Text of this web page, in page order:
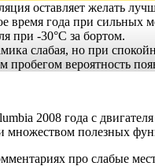
оставляет желать
время года при сильных
при -30°С за бортом.
слабая, но при
пробегом вероятность
2008 года с
множеством полезных
про слабые